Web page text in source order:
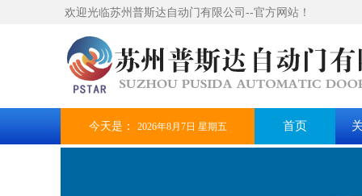
欢迎光临苏州普斯达自动门有限公司--官方网站！
今天是： 2026年8月7日 星期五 首页